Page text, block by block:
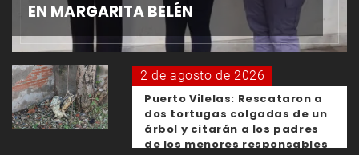
EN MARGARITA BELÉN
2 de agosto de 2026
Puerto Vilelas: Rescataron a
dos tortugas colgadas de un
árbol y citarán a los padres
de los menores responsables